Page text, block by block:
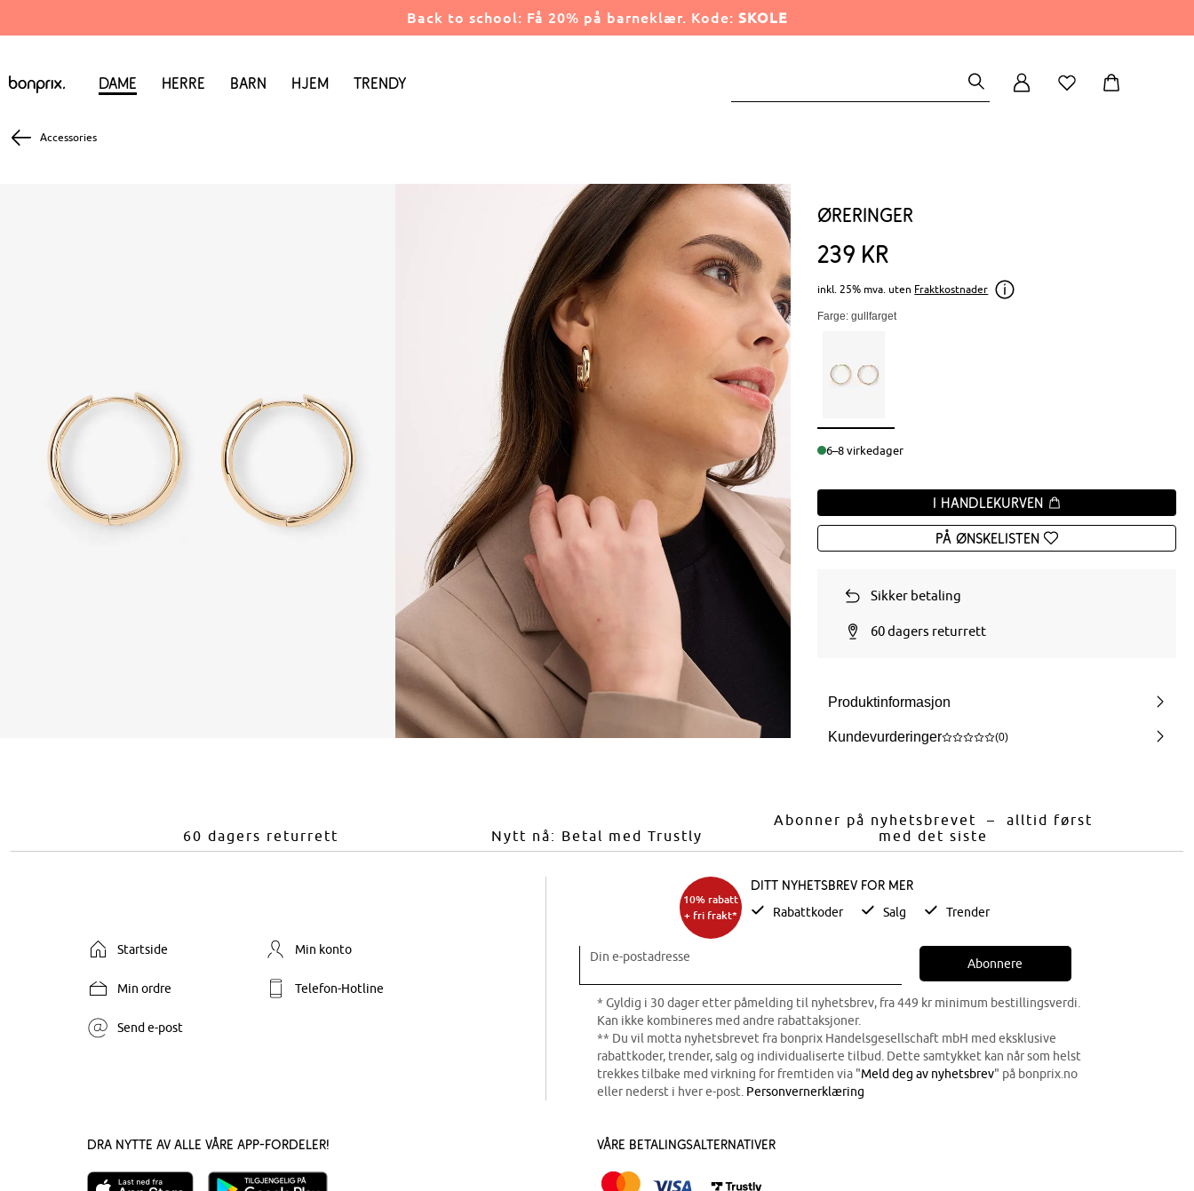
Back to school: Få 20% på barneklær. Kode: SKOLE
Dame Herre Barn Hjem Trendy
Accessories
Øreringer
239 kr
inkl. 25% mva. uten Fraktkostnader
Farge: gullfarget
6–8 virkedager
I handlekurven
På ønskelisten
Sikker betaling
60 dagers returrett
Produktinformasjon
Kundevurderinger (0)
60 dagers returrett Nytt nå: Betal med Trustly
Abonner på nyhetsbrevet – alltid først
med det siste
Startside Min konto
Min ordre Telefon-Hotline
Send e-post
10% rabatt
+ fri frakt*
Ditt nyhetsbrev for mer
Rabattkoder Salg Trender
Din e-postadresse Abonnere
* Gyldig i 30 dager etter påmelding til nyhetsbrev, fra 449 kr minimum bestillingsverdi.
Kan ikke kombineres med andre rabattaksjoner.
** Du vil motta nyhetsbrevet fra bonprix Handelsgesellschaft mbH med eksklusive
rabattkoder, trender, salg og individualiserte tilbud. Dette samtykket kan når som helst
trekkes tilbake med virkning for fremtiden via "Meld deg av nyhetsbrev" på bonprix.no
eller nederst i hver e-post. Personvernerklæring
Dra nytte av alle våre app-fordeler! Våre betalingsalternativer